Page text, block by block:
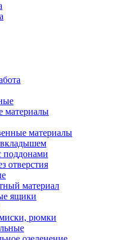
материалы
материалы
поддонами
отверстия
материал
ящики
рюмки